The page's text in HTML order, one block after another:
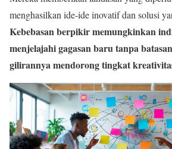
menghasilkan ide-ide inovatif dan solusi
Kebebasan berpikir memungkinkan
menjelajahi gagasan baru tanpa
gilirannya mendorong tingkat